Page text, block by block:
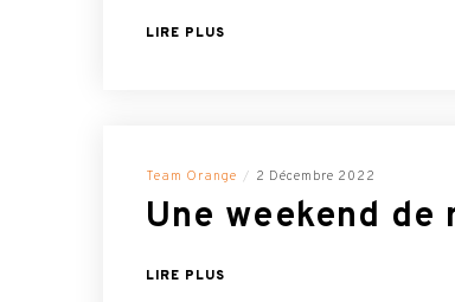
LIRE PLUS
Team Orange 2 Décembre 2022
Une weekend de
LIRE PLUS